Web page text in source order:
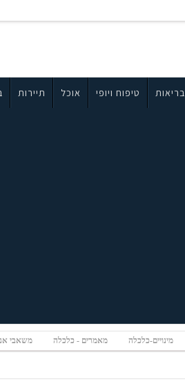
בריאות טיפוח ויופי אוכל תיירות
מינויים-כלכלה מאמרים - כלכלה משאבי